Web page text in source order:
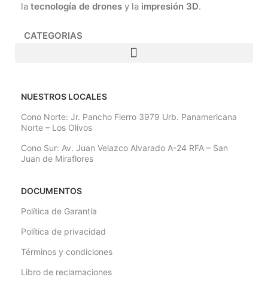
la tecnología de drones y la impresión 3D.
CATEGORIAS
NUESTROS LOCALES
Cono Norte: Jr. Pancho Fierro 3979 Urb. Panamericana
Norte – Los Olivos
Cono Sur: Av. Juan Velazco Alvarado A-24 RFA – San
Juan de Miraflores
DOCUMENTOS
Política de Garantía
Política de privacidad
Términos y condiciones
Libro de reclamaciones